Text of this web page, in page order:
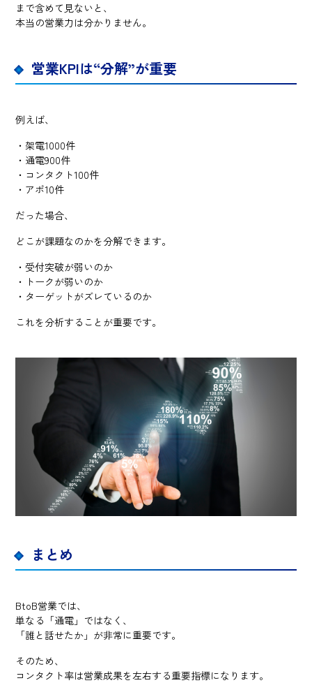
まで含めて見ないと、
本当の営業力は分かりません。
営業KPIは“分解”が重要
例えば、
・架電1000件
・通電900件
・コンタクト100件
・アポ10件
だった場合、
どこが課題なのかを分解できます。
・受付突破が弱いのか
・トークが弱いのか
・ターゲットがズレているのか
これを分析することが重要です。
まとめ
BtoB営業では、
単なる「通電」ではなく、
「誰と話せたか」が非常に重要です。
そのため、
コンタクト率は営業成果を左右する重要指標になります。